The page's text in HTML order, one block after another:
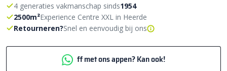
4 generaties vakmanschap sinds1954
2500m²Experience Centre XXL in Heerde
Retourneren?Snel en eenvoudig bij ons
ff met ons appen? Kan ook!